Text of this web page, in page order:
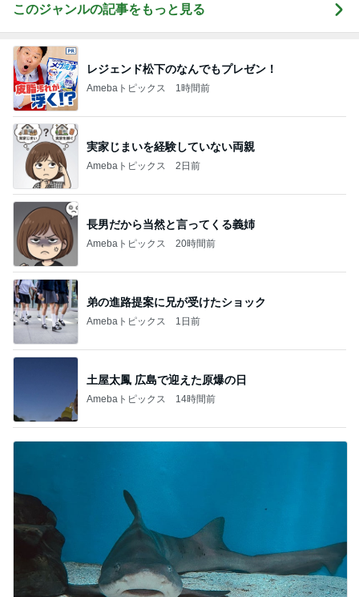
このジャンルの記事をもっと見る
レジェンド松下のなんでもプレゼン！
Amebaトピックス 1時間前
実家じまいを経験していない両親
Amebaトピックス 2日前
長男だから当然と言ってくる義姉
Amebaトピックス 20時間前
弟の進路提案に兄が受けたショック
Amebaトピックス 1日前
土屋太鳳 広島で迎えた原爆の日
Amebaトピックス 14時間前